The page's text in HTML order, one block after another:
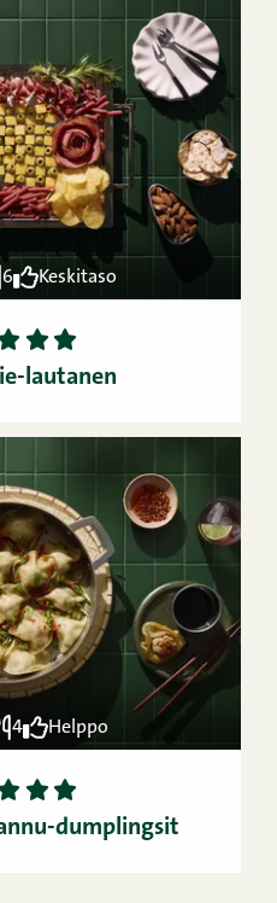
6 Keskitaso
3 4
5
lautanen
4 Helppo
3 4
5
dumplingsit